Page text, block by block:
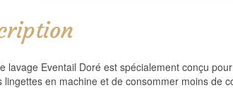
lavage Eventail Doré est spécialement conçu
lingettes en machine et de consommer moins de